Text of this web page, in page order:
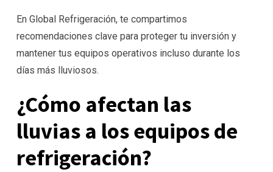
En Global Refrigeración, te compartimos
recomendaciones clave para proteger tu inversión y
mantener tus equipos operativos incluso durante los
días más lluviosos.
¿Cómo afectan las
lluvias a los equipos de
refrigeración?